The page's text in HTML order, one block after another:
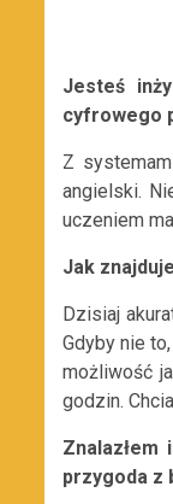
Jesteś
cyfrowego
Z
angielski.
uczeniem
Jak
Dzisiaj
Gdyby nie
możliwość
godzin.
przygoda z